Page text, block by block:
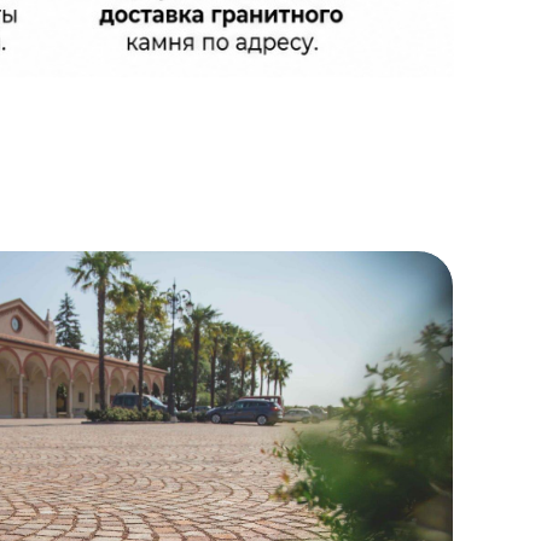
Стоимость пиленой гранитной
которым можно купить пиленую
заданную толщину и колотые
ровную "паркетную"
Широкие колотые швы
распространённый способ